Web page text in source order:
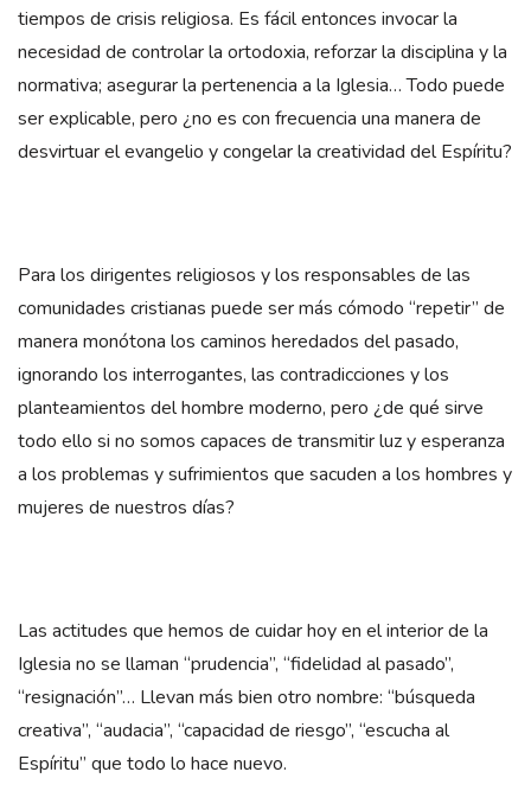
tiempos de crisis religiosa. Es fácil entonces invocar la
necesidad de controlar la ortodoxia, reforzar la disciplina y la
normativa; asegurar la pertenencia a la Iglesia… Todo puede
ser explicable, pero ¿no es con frecuencia una manera de
desvirtuar el evangelio y congelar la creatividad del Espíritu?
Para los dirigentes religiosos y los responsables de las
comunidades cristianas puede ser más cómodo “repetir” de
manera monótona los caminos heredados del pasado,
ignorando los interrogantes, las contradicciones y los
planteamientos del hombre moderno, pero ¿de qué sirve
todo ello si no somos capaces de transmitir luz y esperanza
a los problemas y sufrimientos que sacuden a los hombres y
mujeres de nuestros días?
Las actitudes que hemos de cuidar hoy en el interior de la
Iglesia no se llaman “prudencia”, “fidelidad al pasado”,
“resignación”… Llevan más bien otro nombre: “búsqueda
creativa”, “audacia”, “capacidad de riesgo”, “escucha al
Espíritu” que todo lo hace nuevo.